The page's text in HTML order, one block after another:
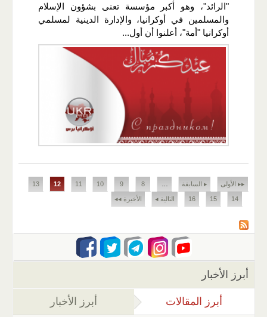
"الرائد"، وهو أكبر مؤسسة تعنى بشؤون الإسلام
والمسلمين في أوكرانيا، والإدارة الدينية لمسلمي
أوكرانيا "أمة"، أعلنوا أن أول...
الصفحات
▸▸ الأولى ▸ السابقة 8
9
10
11
12
13
14
15
16 التالية ◂ الأخيرة ◂◂
أبرز الأخبار
أبرز المقالات (علامة التبويب النشطة)
أبرز الأخبار